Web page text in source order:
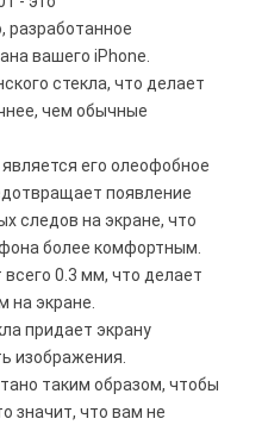
разработанное
вашего iPhone.
стекла, что делает
чем обычные
его олеофобное
появление
следов на экране, что
более комфортным.
0.3 мм, что делает
на экране.
придает экрану
изображения.
таким образом, чтобы
значит, что вам не